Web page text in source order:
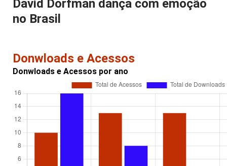
David Dorfman dança com emoção
no Brasil
Donwloads e Acessos
Donwloads e Acessos por ano